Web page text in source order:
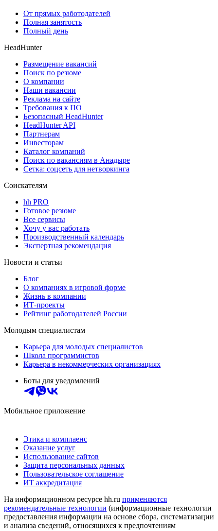
От прямых работодателей
Полная занятость
Полный день
HeadHunter
Размещение вакансий
Поиск по резюме
О компании
Наши вакансии
Реклама на сайте
Требования к ПО
Безопасный HeadHunter
HeadHunter API
Партнерам
Инвесторам
Каталог компаний
Поиск по вакансиям в Анадыре
Сетка: соцсеть для нетворкинга
Соискателям
hh PRO
Готовое резюме
Все сервисы
Хочу у вас работать
Производственный календарь
Экспертная рекомендация
Новости и статьи
Блог
О компаниях в игровой форме
Жизнь в компании
ИТ-проекты
Рейтинг работодателей России
Молодым специалистам
Карьера для молодых специалистов
Школа программистов
Карьера в некоммерческих организациях
Боты для уведомлений
Мобильное приложение
Этика и комплаенс
Оказание услуг
Использование сайтов
Защита персональных данных
Пользовательское соглашение
ИТ аккредитация
На информационном ресурсе hh.ru применяются
рекомендательные технологии (информационные технологии
предоставления информации на основе сбора, систематизации
и анализа сведений, относящихся к предпочтениям